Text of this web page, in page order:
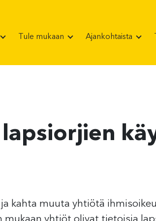
Tule mukaan Ajankohtaista
kahta muuta yhtiötä